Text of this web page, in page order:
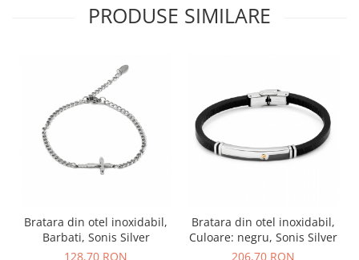
PRODUSE SIMILARE
Bratara din otel inoxidabil,
Barbati, Sonis Silver
128,70 RON
Bratara din otel inoxidabil,
Culoare: negru, Sonis Silver
206,70 RON